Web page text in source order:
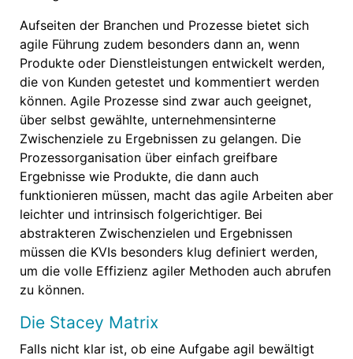
Aufseiten der Branchen und Prozesse bietet sich
agile Führung zudem besonders dann an, wenn
Produkte oder Dienstleistungen entwickelt werden,
die von Kunden getestet und kommentiert werden
können. Agile Prozesse sind zwar auch geeignet,
über selbst gewählte, unternehmensinterne
Zwischenziele zu Ergebnissen zu gelangen. Die
Prozessorganisation über einfach greifbare
Ergebnisse wie Produkte, die dann auch
funktionieren müssen, macht das agile Arbeiten aber
leichter und intrinsisch folgerichtiger. Bei
abstrakteren Zwischenzielen und Ergebnissen
müssen die KVIs besonders klug definiert werden,
um die volle Effizienz agiler Methoden auch abrufen
zu können.
Die Stacey Matrix
Falls nicht klar ist, ob eine Aufgabe agil bewältigt